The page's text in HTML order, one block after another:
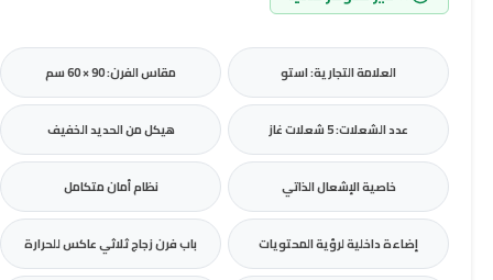
العلامة التجارية: استو مقاس الفرن: 90 × 60 سم
عدد الشعلات: 5 شعلات غاز هيكل من الحديد الخفيف
خاصية الإشعال الذاتي نظام أمان متكامل
إضاءة داخلية لرؤية المحتويات باب فرن زجاج ثلاثي عاكس للحرارة